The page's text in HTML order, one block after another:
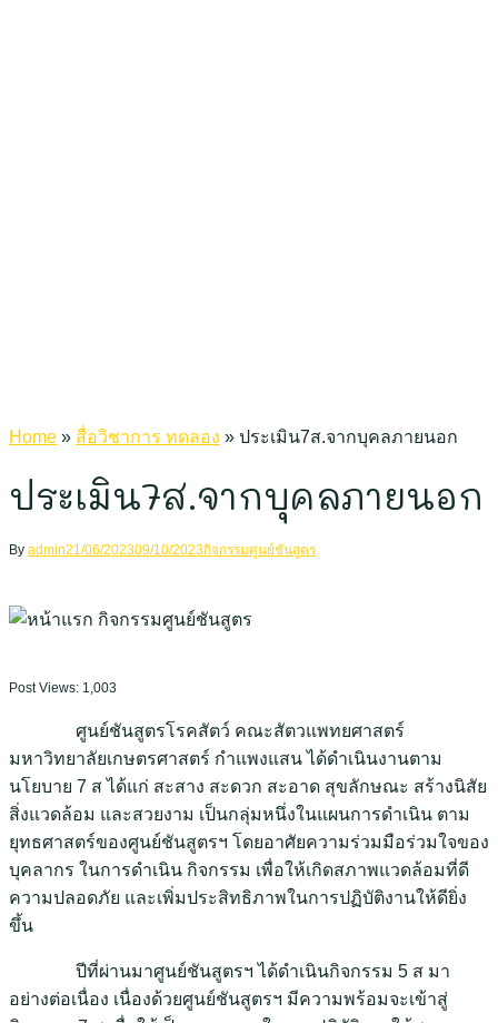
Home » สื่อวิชาการ ทดลอง » ประเมิน7ส.จากบุคลภายนอก
ประเมิน7ส.จากบุคลภายนอก
By admin21/06/202309/10/2023กิจกรรมศูนย์ชันสูตร
Post Views: 1,003
ศูนย์ชันสูตรโรคสัตว์ คณะสัตวแพทยศาสตร์
มหาวิทยาลัยเกษตรศาสตร์ กำแพงแสน ได้ดำเนินงานตาม
นโยบาย 7 ส ได้แก่ สะสาง สะดวก สะอาด สุขลักษณะ สร้างนิสัย
สิ่งแวดล้อม และสวยงาม เป็นกลุ่มหนึ่งในแผนการดำเนิน ตาม
ยุทธศาสตร์ของศูนย์ชันสูตรฯ โดยอาศัยความร่วมมือร่วมใจของ
บุคลากร ในการดำเนิน กิจกรรม เพื่อให้เกิดสภาพแวดล้อมที่ดี
ความปลอดภัย และเพิ่มประสิทธิภาพในการปฏิบัติงานให้ดียิ่ง
ขึ้น
ปีที่ผ่านมาศูนย์ชันสูตรฯ ได้ดำเนินกิจกรรม 5 ส มา
อย่างต่อเนื่อง เนื่องด้วยศูนย์ชันสูตรฯ มีความพร้อมจะเข้าสู่